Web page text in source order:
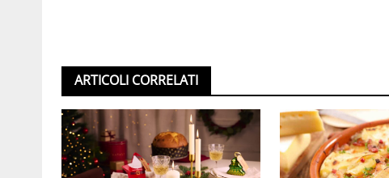
ARTICOLI CORRELATI